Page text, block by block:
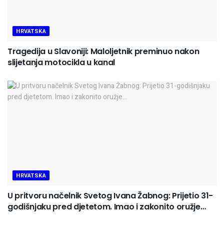
HRVATSKA
Tragedija u Slavoniji: Maloljetnik preminuo nakon
slijetanja motocikla u kanal
HRVATSKA
U pritvoru načelnik Svetog Ivana Žabnog: Prijetio 31-
godišnjaku pred djetetom. Imao i zakonito oružje…